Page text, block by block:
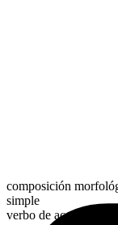
composición
simple
verbo de acción